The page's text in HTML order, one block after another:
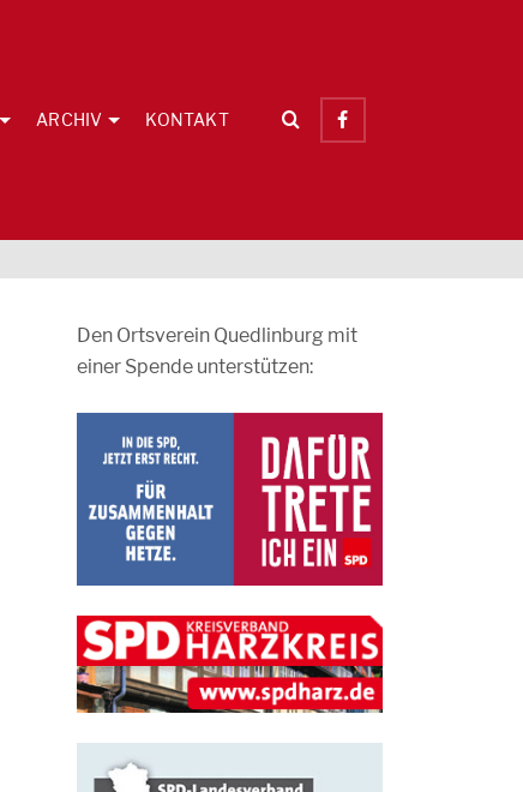
ARCHIV KONTAKT
Den Ortsverein Quedlinburg mit
einer Spende unterstützen: